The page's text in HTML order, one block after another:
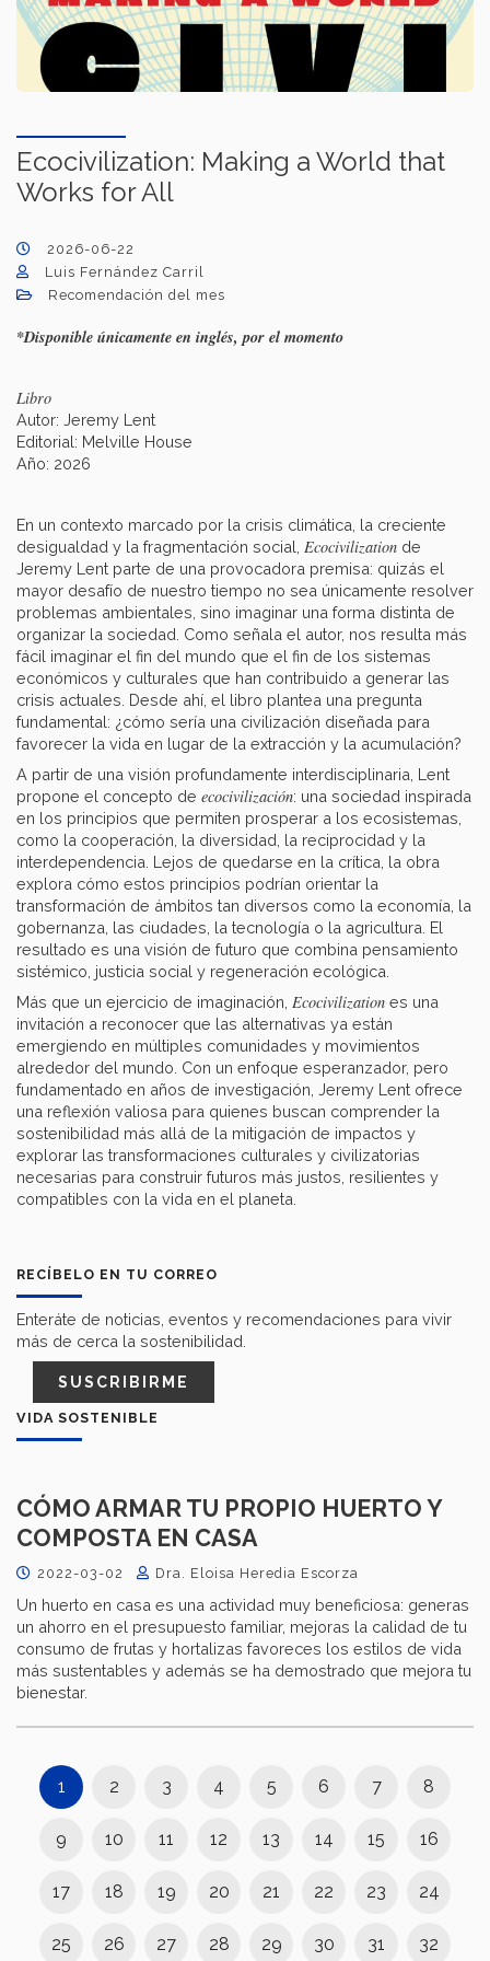
Ecocivilization: Making a World that
Works for All
2026-06-22
Luis Fernández Carril
Recomendación del mes
*Disponible únicamente en inglés, por el momento
Libro
Autor: Jeremy Lent
Editorial: Melville House
Año: 2026
En un contexto marcado por la crisis climática, la creciente
desigualdad y la fragmentación social, Ecocivilization de
Jeremy Lent parte de una provocadora premisa: quizás el
mayor desafío de nuestro tiempo no sea únicamente resolver
problemas ambientales, sino imaginar una forma distinta de
organizar la sociedad. Como señala el autor, nos resulta más
fácil imaginar el fin del mundo que el fin de los sistemas
económicos y culturales que han contribuido a generar las
crisis actuales. Desde ahí, el libro plantea una pregunta
fundamental: ¿cómo sería una civilización diseñada para
favorecer la vida en lugar de la extracción y la acumulación?
A partir de una visión profundamente interdisciplinaria, Lent
propone el concepto de ecocivilización: una sociedad inspirada
en los principios que permiten prosperar a los ecosistemas,
como la cooperación, la diversidad, la reciprocidad y la
interdependencia. Lejos de quedarse en la crítica, la obra
explora cómo estos principios podrían orientar la
transformación de ámbitos tan diversos como la economía, la
gobernanza, las ciudades, la tecnología o la agricultura. El
resultado es una visión de futuro que combina pensamiento
sistémico, justicia social y regeneración ecológica.
Más que un ejercicio de imaginación, Ecocivilization es una
invitación a reconocer que las alternativas ya están
emergiendo en múltiples comunidades y movimientos
alrededor del mundo. Con un enfoque esperanzador, pero
fundamentado en años de investigación, Jeremy Lent ofrece
una reflexión valiosa para quienes buscan comprender la
sostenibilidad más allá de la mitigación de impactos y
explorar las transformaciones culturales y civilizatorias
necesarias para construir futuros más justos, resilientes y
compatibles con la vida en el planeta.
RECÍBELO EN TU CORREO
Enteráte de noticias, eventos y recomendaciones para vivir
más de cerca la sostenibilidad.
SUSCRIBIRME
VIDA SOSTENIBLE
CÓMO ARMAR TU PROPIO HUERTO Y
COMPOSTA EN CASA
2022-03-02 Dra. Eloisa Heredia Escorza
Un huerto en casa es una actividad muy beneficiosa: generas
un ahorro en el presupuesto familiar, mejoras la calidad de tu
consumo de frutas y hortalizas favoreces los estilos de vida
más sustentables y además se ha demostrado que mejora tu
bienestar.
1 2 3 4 5 6 7 8
9 10 11 12 13 14 15 16
17 18 19 20 21 22 23 24
25 26 27 28 29 30 31 32